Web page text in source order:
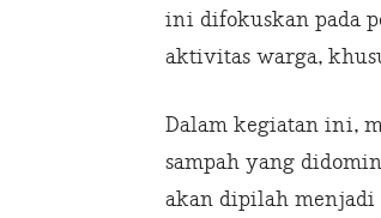
ini difokuskan pada
aktivitas warga,
Dalam kegiatan ini,
sampah yang
akan dipilah menjadi